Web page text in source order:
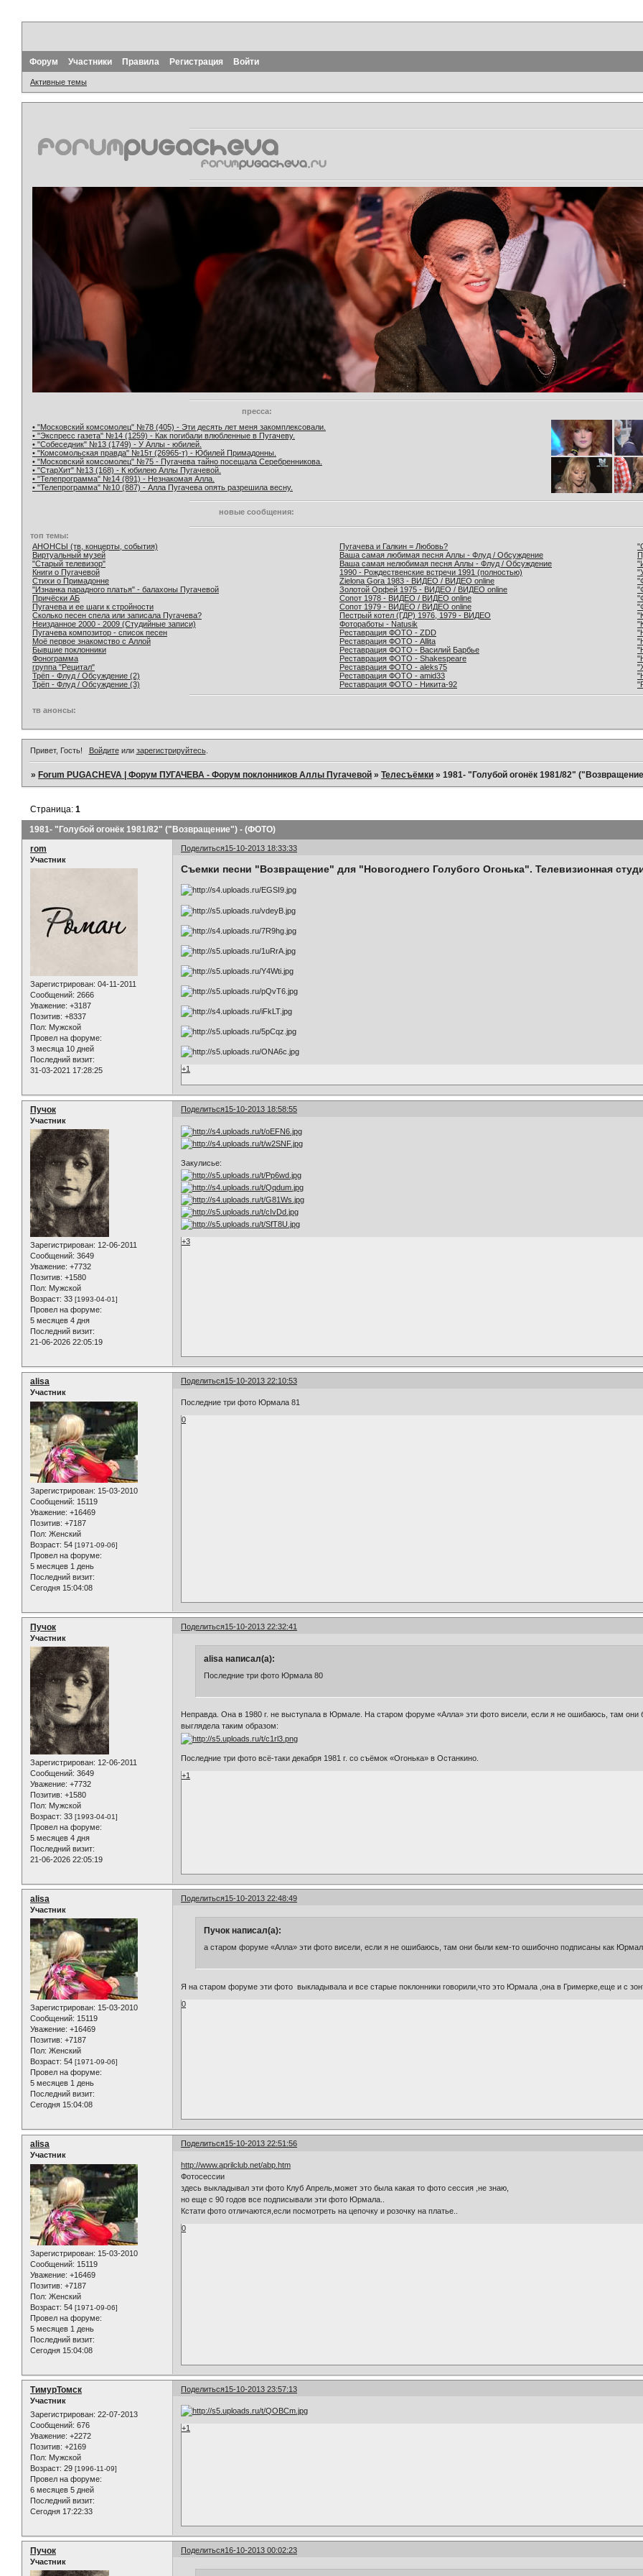
Форум Участники Правила Регистрация Войти
Активные темы
пресса:
• "Московский комсомолец" №78 (405) - Эти десять лет меня закомплексовали.
• "Экспресс газета" №14 (1259) - Как погибали влюбленные в Пугачеву.
• "Собеседник" №13 (1749) - У Аллы - юбилей.
• "Комсомольская правда" №15т (26965-т) - Юбилей Примадонны.
• "Московский комсомолец" №75 - Пугачева тайно посещала Серебренникова.
• "СтарХит" №13 (168) - К юбилею Аллы Пугачевой.
• "Телепрограмма" №14 (891) - Незнакомая Алла.
• "Телепрограмма" №10 (887) - Алла Пугачева опять разрешила весну.
новые сообщения:
топ темы:
АНОНСЫ (тв, концерты, события)
Виртуальный музей
"Старый телевизор"
Книги о Пугачевой
Стихи о Примадонне
"Изнанка парадного платья" - балахоны Пугачевой
Причёски АБ
Пугачева и ее шаги к стройности
Сколько песен спела или записала Пугачева?
Неизданное 2000 - 2009 (Студийные записи)
Пугачева композитор - список песен
Моё первое знакомство с Аллой
Бывшие поклонники
Фонограмма
группа "Рецитал"
Трёп - Флуд / Обсуждение (2)
Трёп - Флуд / Обсуждение (3)
Пугачева и Галкин = Любовь?
Ваша самая любимая песня Аллы - Флуд / Обсуждение
Ваша самая нелюбимая песня Аллы - Флуд / Обсуждение
1990 - Рождественские встречи 1991 (полностью)
Zielona Gora 1983 - ВИДЕО / ВИДЕО online
Золотой Орфей 1975 - ВИДЕО / ВИДЕО online
Сопот 1978 - ВИДЕО / ВИДЕО online
Сопот 1979 - ВИДЕО / ВИДЕО online
Пестрый котел (ГДР) 1976, 1979 - ВИДЕО
Фотоработы - Natusik
Реставрация ФОТО - ZDD
Реставрация ФОТО - Allita
Реставрация ФОТО - Василий Барбье
Реставрация ФОТО - Shakespeare
Реставрация ФОТО - aleks75
Реставрация ФОТО - amid33
Реставрация ФОТО - Никита-92
тв анонсы:
Привет, Гость! Войдитеили зарегистрируйтесь.
»Forum PUGACHEVA | Форум ПУГАЧЕВА - Форум поклонников Аллы Пугачевой »Телесъёмки »1981- "Голубой огонёк 1981/82"
1981- "Голубой огонёк 1981/82" ("Возвращение") - (ФОТО)
Страница:1
Поделиться15-10-2013 18:33:33
rom
Участник
Зарегистрирован: 04-11-2011
Сообщений: 2666
Уважение: +3187
Позитив: +8337
Пол: Мужской
Провел на форуме:
3 месяца 10 дней
Последний визит:
31-03-2021 17:28:25
Съемки песни "Возвращение" для "Новогоднего Голубого Огонька". Телевизионная
+1
Поделиться15-10-2013 18:58:55
Пучок
Участник
Зарегистрирован: 12-06-2011
Сообщений: 3649
Уважение: +7732
Позитив: +1580
Пол: Мужской
Возраст: 33 [1993-04-01]
Провел на форуме:
5 месяцев 4 дня
Последний визит:
21-06-2026 22:05:19
Закулисье:
+3
Поделиться15-10-2013 22:10:53
alisa
Участник
Зарегистрирован: 15-03-2010
Сообщений: 15119
Уважение: +16469
Позитив: +7187
Пол: Женский
Возраст: 54 [1971-09-06]
Провел на форуме:
5 месяцев 1 день
Последний визит:
Сегодня 15:04:08
Последние три фото Юрмала 81
0
Поделиться15-10-2013 22:32:41
Пучок
Участник
Зарегистрирован: 12-06-2011
Сообщений: 3649
Уважение: +7732
Позитив: +1580
Пол: Мужской
Возраст: 33 [1993-04-01]
Провел на форуме:
5 месяцев 4 дня
Последний визит:
21-06-2026 22:05:19
alisa написал(а):
Последние три фото Юрмала 80
Неправда. Она в 1980 г. не выступала в Юрмале. На старом форуме «Алла» эти фото висели, если я не ошибаюсь, там
выглядела таким образом:
Последние три фото всё-таки декабря 1981 г. со съёмок «Огонька» в Останкино.
+1
Поделиться15-10-2013 22:48:49
alisa
Участник
Зарегистрирован: 15-03-2010
Сообщений: 15119
Уважение: +16469
Позитив: +7187
Пол: Женский
Возраст: 54 [1971-09-06]
Провел на форуме:
5 месяцев 1 день
Последний визит:
Сегодня 15:04:08
Пучок написал(а):
а старом форуме «Алла» эти фото висели, если я не ошибаюсь, там они были кем-то ошибочно подписаны как
Я на старом форуме эти фото выкладывала и все старые поклонники говорили,что это Юрмала ,она в Гримерке,еще и с
0
Поделиться15-10-2013 22:51:56
alisa
Участник
Зарегистрирован: 15-03-2010
Сообщений: 15119
Уважение: +16469
Позитив: +7187
Пол: Женский
Возраст: 54 [1971-09-06]
Провел на форуме:
5 месяцев 1 день
Последний визит:
Сегодня 15:04:08
http://www.aprilclub.net/abp.htm
Фотосессии
здесь выкладывал эти фото Клуб Апрель,может это была какая то фото сессия ,не знаю,
но еще с 90 годов все подписывали эти фото Юрмала..
Кстати фото отличаются,если посмотреть на цепочку и розочку на платье..
0
Поделиться15-10-2013 23:57:13
ТимурТомск
Участник
Зарегистрирован: 22-07-2013
Сообщений: 676
Уважение: +2272
Позитив: +2169
Пол: Мужской
Возраст: 29 [1996-11-09]
Провел на форуме:
6 месяцев 5 дней
Последний визит:
Сегодня 17:22:33
+1
Поделиться16-10-2013 00:02:23
Пучок
Участник